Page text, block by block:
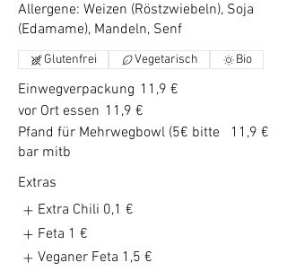
Allergene: Weizen (Röstzwiebeln), Soja
(Edamame), Mandeln, Senf
Einwegverpackung 11,9 €
vor Ort essen 11,9 €
Pfand für Mehrwegbowl (5€ bitte
bar mitb
11,9 €
Glutenfrei Vegetarisch Bio
Extras
Extra Chili 0,1 €
Feta 1 €
Veganer Feta 1,5 €